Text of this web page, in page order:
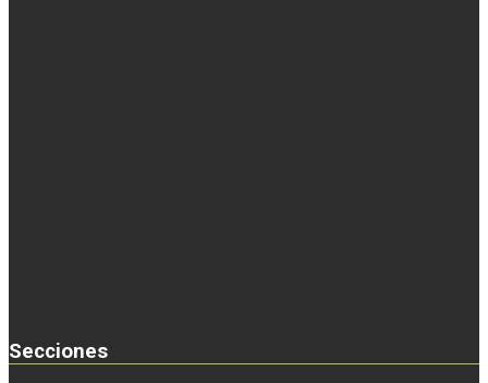
Secciones